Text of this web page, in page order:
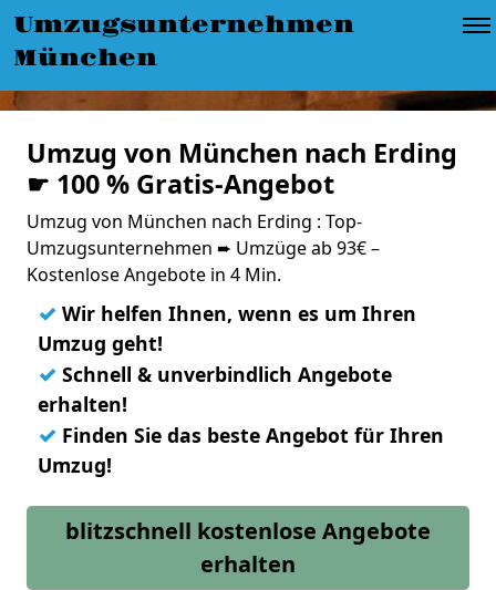
Umzugsunternehmen
München
Umzug von München nach Erding
☛ 100 % Gratis-Angebot
Umzug von München nach Erding : Top-
Umzugsunternehmen ➨ Umzüge ab 93€ –
Kostenlose Angebote in 4 Min.
✓ Wir helfen Ihnen, wenn es um Ihren
Umzug geht!
✓ Schnell & unverbindlich Angebote
erhalten!
✓ Finden Sie das beste Angebot für Ihren
Umzug!
blitzschnell kostenlose Angebote
erhalten